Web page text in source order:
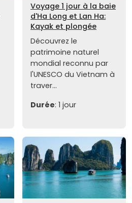
Voyage 1 jour à la baie
d'Ha Long et Lan Ha:
Kayak et plongée
Découvrez le
patrimoine naturel
mondial reconnu par
l'UNESCO du Vietnam à
traver...
Durée: 1 jour